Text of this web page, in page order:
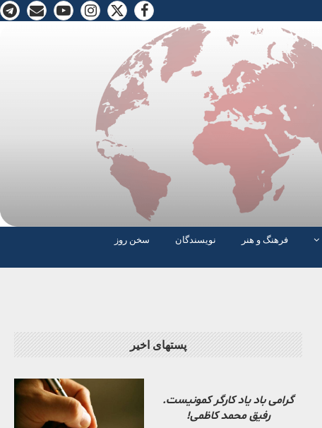
فرهنگ و هنر نویسندگان
سخن روز
پستهای اخیر
گرامی باد یاد کارگر کمونیست.
رفیق محمد کاظمی!